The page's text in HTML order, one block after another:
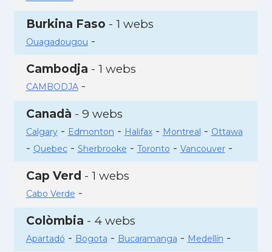
Burkina Faso - 1 webs
Ouagadougou -
Cambodja - 1 webs
CAMBODJA-
Canadà - 9 webs
Calgary- Edmonton - Halifax- Montreal - Ottawa
- Quebec- Sherbrooke - Toronto - Vancouver-
Cap Verd - 1 webs
Cabo Verde -
Colòmbia - 4 webs
Apartadó - Bogota - Bucaramanga - Medellín -